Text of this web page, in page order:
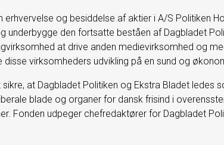
erhvervelse og besiddelse af aktier i A/S Politiken
underbygge den fortsatte beståen af Dagbladet
at drive anden medievirksomhed og
virksomheders udvikling på en sund og
at Dagbladet Politiken og Ekstra Bladet ledes
blade og organer for dansk frisind i
Fonden udpeger chefredaktører for Dagbladet